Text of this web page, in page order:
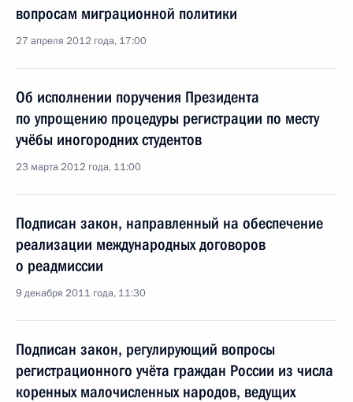
вопросам миграционной политики
27 апреля 2012 года, 17:00
Об исполнении поручения Президента
по упрощению процедуры регистрации по месту
учёбы иногородних студентов
23 марта 2012 года, 11:00
Подписан закон, направленный на обеспечение
реализации международных договоров
о реадмиссии
9 декабря 2011 года, 11:30
Подписан закон, регулирующий вопросы
регистрационного учёта граждан России из числа
коренных малочисленных народов, ведущих